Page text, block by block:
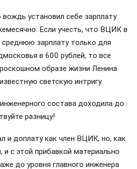
установил себе зарплату
Если учесть, что ВЦИК в
зарплату только для
в 600 рублей, то все
образе жизни Ленина
светскую интригу.
состава доходила до
разницу!
и доплату как член ВЦИК, но, как
с этой прибавкой материально
до уровня главного инженера